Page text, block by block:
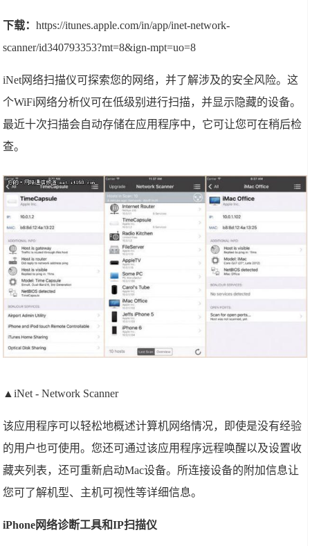
下载：https://itunes.apple.com/in/app/inet-network-
scanner/id340793353?mt=8&ign-mpt=uo=8
iNet网络扫描仪可探索您的网络，并了解涉及的安全风险。这
个WiFi网络分析仪可在低级别进行扫描，并显示隐藏的设备。
最近十次扫描会自动存储在应用程序中，它可让您可在稍后检
查。
▲iNet - Network Scanner
该应用程序可以轻松地概述计算机网络情况，即使是没有经验
的用户也可使用。您还可通过该应用程序远程唤醒以及设置收
藏夹列表，还可重新启动Mac设备。所连接设备的附加信息让
您可了解机型、主机可视性等详细信息。
iPhone网络诊断工具和IP扫描仪